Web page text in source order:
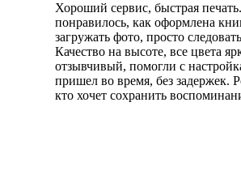
Хороший сервис, быстрая
понравилось, как оформлена
загружать фото, просто
Качество на высоте, все цвета
отзывчивый, помогли с
пришел во время, без задержек.
кто хочет сохранить